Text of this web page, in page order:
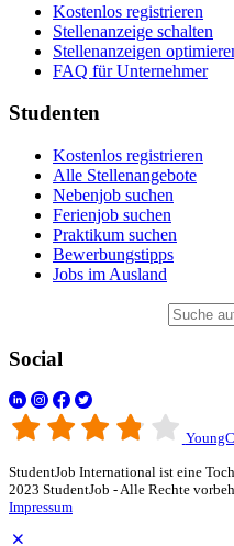
Kostenlos registrieren
Stellenanzeige schalten
Stellenanzeigen
FAQ für Unternehmer
Studenten
Kostenlos registrieren
Alle Stellenangebote
Nebenjob suchen
Ferienjob suchen
Praktikum suchen
Bewerbungstipps
Jobs im Ausland
Social
StudentJob International ist eine
2023 StudentJob - Alle Rechte
Impressum